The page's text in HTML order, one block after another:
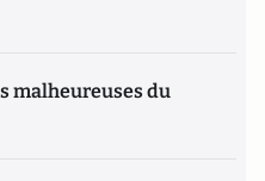
malheureuses du